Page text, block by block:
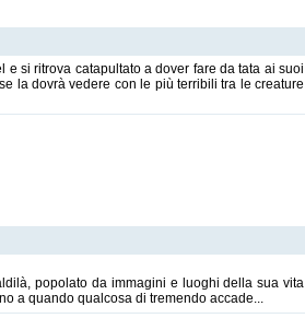
si ritrova catapultato a dover fare da tata ai suoi
la dovrà vedere con le più terribili tra le creature
popolato da immagini e luoghi della sua vita
a quando qualcosa di tremendo accade...